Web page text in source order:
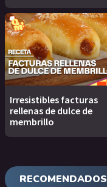
Irresistibles facturas
rellenas de dulce de
membrillo
RECOMENDADOS